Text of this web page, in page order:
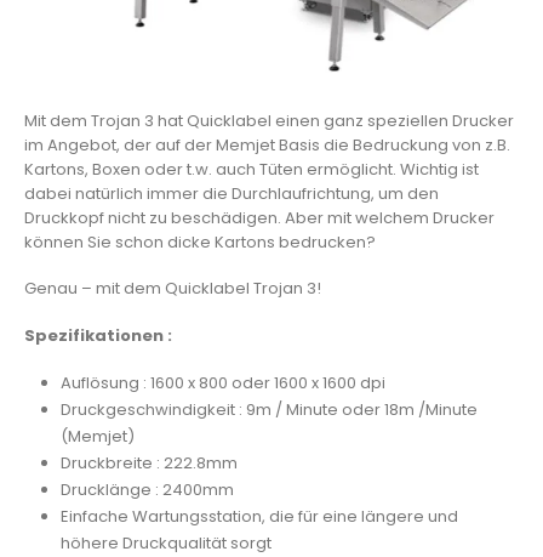
Mit dem Trojan 3 hat Quicklabel einen ganz speziellen Drucker
im Angebot, der auf der Memjet Basis die Bedruckung von z.B.
Kartons, Boxen oder t.w. auch Tüten ermöglicht. Wichtig ist
dabei natürlich immer die Durchlaufrichtung, um den
Druckkopf nicht zu beschädigen. Aber mit welchem Drucker
können Sie schon dicke Kartons bedrucken?
Genau – mit dem Quicklabel Trojan 3!
Spezifikationen :
Auflösung : 1600 x 800 oder 1600 x 1600 dpi
Druckgeschwindigkeit : 9m / Minute oder 18m /Minute
(Memjet)
Druckbreite : 222.8mm
Drucklänge : 2400mm
Einfache Wartungsstation, die für eine längere und
höhere Druckqualität sorgt